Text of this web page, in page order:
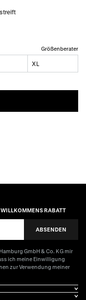
Größenberater
XL
RABATT
ABSENDEN
GmbH & Co. KG mir
ich meine Einwilligung
zur Verwendung meiner